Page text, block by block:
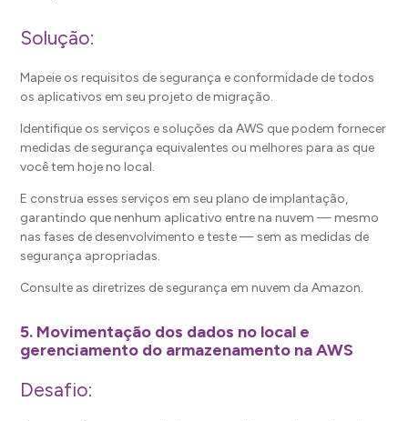
Solução:
Mapeie os requisitos de segurança e conformidade de todos
os aplicativos em seu projeto de migração.
Identifique os serviços e soluções da AWS que podem fornecer
medidas de segurança equivalentes ou melhores para as que
você tem hoje no local.
E construa esses serviços em seu plano de implantação,
garantindo que nenhum aplicativo entre na nuvem — mesmo
nas fases de desenvolvimento e teste — sem as medidas de
segurança apropriadas.
Consulte as diretrizes de segurança em nuvem da Amazon.
5. Movimentação dos dados no local e
gerenciamento do armazenamento na AWS
Desafio: